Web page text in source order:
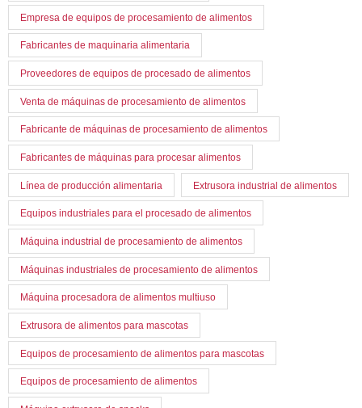
Empresa de equipos de procesamiento de alimentos
Fabricantes de maquinaria alimentaria
Proveedores de equipos de procesado de alimentos
Venta de máquinas de procesamiento de alimentos
Fabricante de máquinas de procesamiento de alimentos
Fabricantes de máquinas para procesar alimentos
Línea de producción alimentaria Extrusora industrial de alimentos
Equipos industriales para el procesado de alimentos
Máquina industrial de procesamiento de alimentos
Máquinas industriales de procesamiento de alimentos
Máquina procesadora de alimentos multiuso
Extrusora de alimentos para mascotas
Equipos de procesamiento de alimentos para mascotas
Equipos de procesamiento de alimentos